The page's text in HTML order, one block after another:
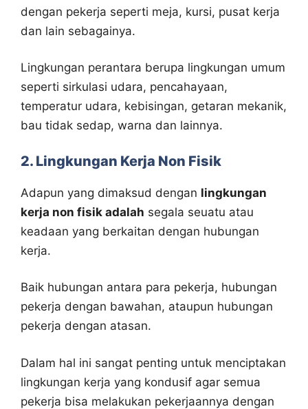
dengan pekerja seperti meja, kursi, pusat kerja
dan lain sebagainya.
Lingkungan perantara berupa lingkungan umum
seperti sirkulasi udara, pencahayaan,
temperatur udara, kebisingan, getaran mekanik,
bau tidak sedap, warna dan lainnya.
2. Lingkungan Kerja Non Fisik
Adapun yang dimaksud dengan lingkungan
kerja non fisik adalah segala seuatu atau
keadaan yang berkaitan dengan hubungan
kerja.
Baik hubungan antara para pekerja, hubungan
pekerja dengan bawahan, ataupun hubungan
pekerja dengan atasan.
Dalam hal ini sangat penting untuk menciptakan
lingkungan kerja yang kondusif agar semua
pekerja bisa melakukan pekerjaannya dengan